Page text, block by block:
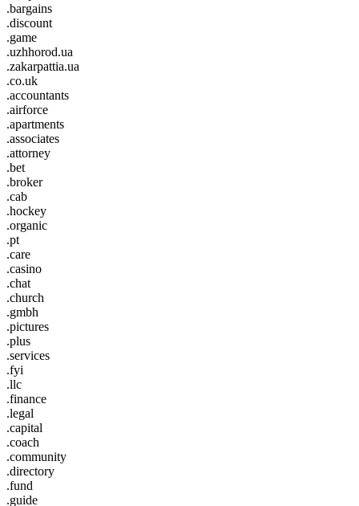
.bargains
.discount
.game
.uzhhorod.ua
.zakarpattia.ua
.co.uk
.accountants
.airforce
.apartments
.associates
.attorney
.bet
.broker
.cab
.hockey
.organic
.pt
.care
.casino
.chat
.church
.gmbh
.pictures
.plus
.services
.fyi
.llc
.finance
.legal
.capital
.coach
.community
.directory
.fund
.guide